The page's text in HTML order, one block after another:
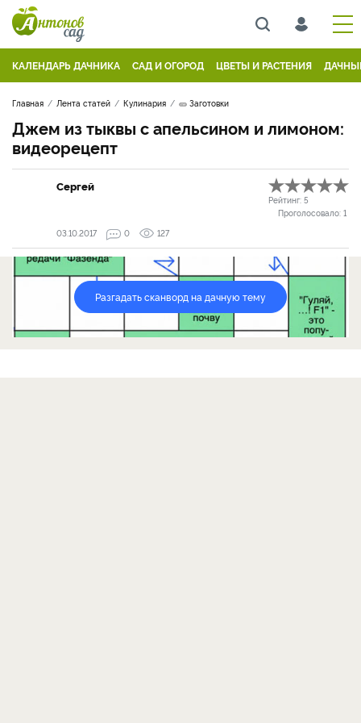
КАЛЕНДАРЬ ДАЧНИКА САД И ОГОРОД ЦВЕТЫ И РАСТЕНИЯ
Главная Лента статей Кулинария 🥒 Заготовки
Джем из тыквы с апельсином и лимоном:
видеорецепт
Сергей
Рейтинг: 5
Проголосовало: 1
03.10.2017
0 127
Разгадать сканворд на дачную тему